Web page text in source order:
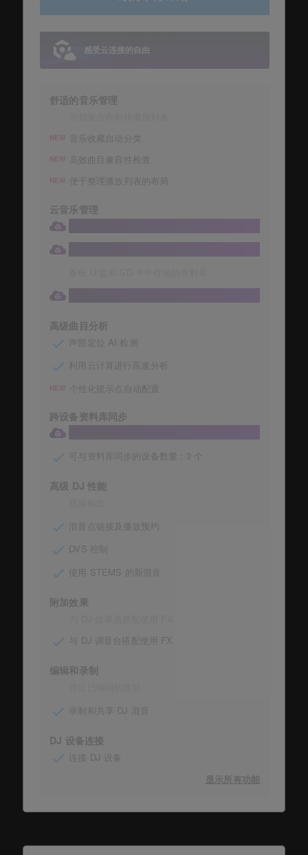
感受云连接的自由
舒适的音乐管理
NEW 音乐收藏自动分类
NEW 高效曲目兼容性检查
NEW 便于整理播放列表的布局
云音乐管理
高级曲目分析
声部定位 AI 检测
利用云计算进行高速分析
NEW 个性化提示点自动配置
跨设备资料库同步
可与资料库同步的设备数量：3 个
高级 DJ 性能
混音点链接及播放预约
DVS 控制
使用 STEMS 的新混音
附加效果
与 DJ 调音台搭配使用 FX
编辑和录制
录制和共享 DJ 混音
DJ 设备连接
连接 DJ 设备
显示所有功能